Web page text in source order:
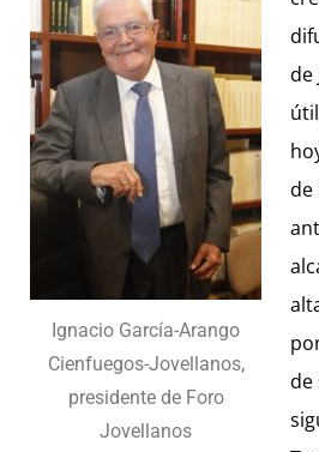
Ignacio García-Arango
Cienfuegos-Jovellanos,
presidente de Foro
Jovellanos
de
de
de